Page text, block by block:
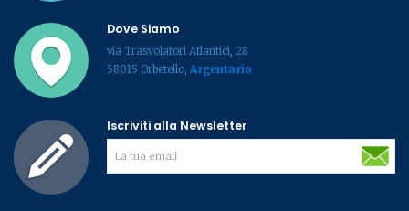
Dove Siamo
via Trasvolatori Atlantici, 28
58015 Orbetello, Argentario
Iscriviti alla Newsletter